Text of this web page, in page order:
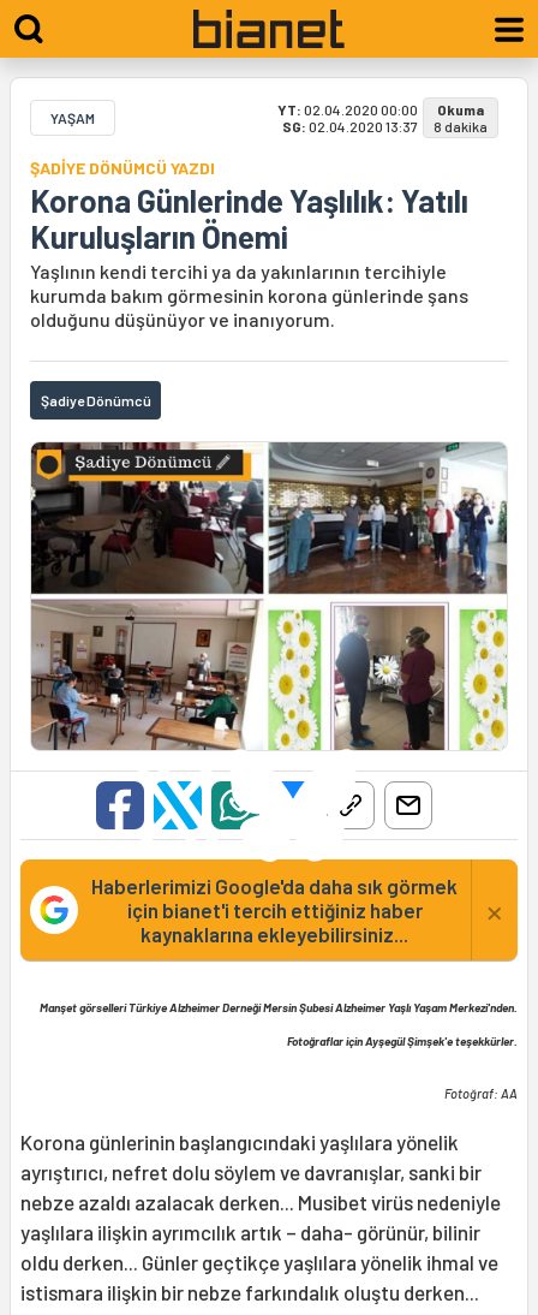
YAŞAM YT: 02.04.2020 00:00
SG: 02.04.2020 13:37
Okuma
8 dakika
ŞADİYE DÖNÜMCÜ YAZDI
Korona Günlerinde Yaşlılık: Yatılı
Kuruluşların Önemi
Yaşlının kendi tercihi ya da yakınlarının tercihiyle
kurumda bakım görmesinin korona günlerinde şans
olduğunu düşünüyor ve inanıyorum.
Şadiye Dönümcü
Haberlerimizi Google'da daha sık görmek
için bianet'i tercih ettiğiniz haber
kaynaklarına ekleyebilirsiniz...
×
Manşet görselleri Türkiye Alzheimer Derneği Mersin Şubesi Alzheimer Yaşlı Yaşam Merkezi'nden.
Fotoğraflar için Ayşegül Şimşek'e teşekkürler.
Fotoğraf: AA
Korona günlerinin başlangıcındaki yaşlılara yönelik
ayrıştırıcı, nefret dolu söylem ve davranışlar, sanki bir
nebze azaldı azalacak derken... Musibet virüs nedeniyle
yaşlılara ilişkin ayrımcılık artık – daha- görünür, bilinir
oldu derken... Günler geçtikçe yaşlılara yönelik ihmal ve
istismara ilişkin bir nebze farkındalık oluştu derken...